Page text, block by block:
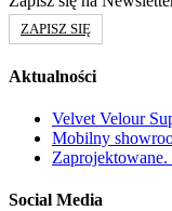
ZAPISZ SIĘ
Aktualności
Velvet Velour
Mobilny
Social Media